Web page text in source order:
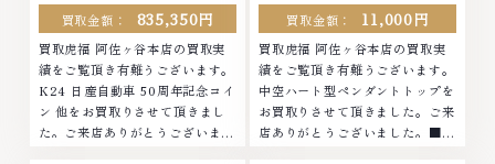
買取金額：
835,350円
買取虎福 阿佐ヶ谷本店の買取実
績をご覧頂き有難うございます。
K24 日産自動車 50周年記念コイ
ン 他をお買取りさせて頂きまし
た。ご来店ありがとうございまし
買取金額：
11,000円
買取虎福 阿佐ヶ谷本店の買取実
績をご覧頂き有難うございます。
中空ハート型ペンダントトップを
お買取りさせて頂きました。ご来
店ありがとうございました。■地